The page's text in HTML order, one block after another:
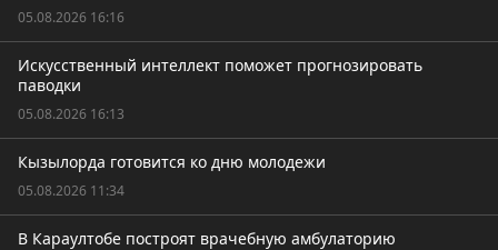
05.08.2026 16:16
Искусственный интеллект поможет прогнозировать
паводки
05.08.2026 16:13
Кызылорда готовится ко дню молодежи
05.08.2026 11:34
В Караултобе построят врачебную амбулаторию